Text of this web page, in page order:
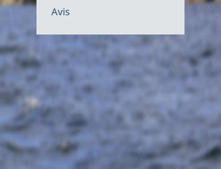
Avis
Canada